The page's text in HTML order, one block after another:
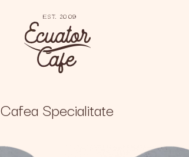
Cafea Specialitate